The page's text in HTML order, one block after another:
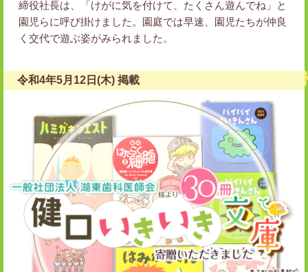
締役社長は、「けがに気を付けて、たくさん遊んでね」と
園児らに呼び掛けました。園庭では早速、園児たちが仲良
く交代で遊ぶ姿がみられました。
令和4年5月12日(木) 掲載